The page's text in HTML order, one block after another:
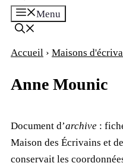
Menu
Accueil › Maisons
Anne Mounic
Document d’archive :
Maison des Écrivains et
conservait les